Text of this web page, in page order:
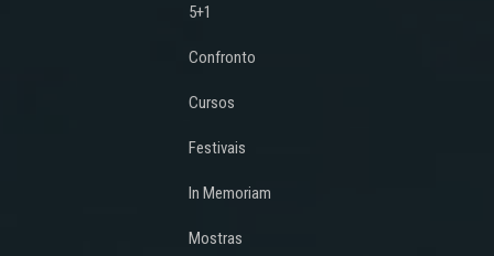
5+1
Confronto
Cursos
Festivais
In Memoriam
Mostras